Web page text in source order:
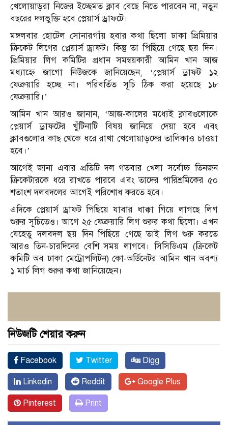
খেলোয়াড়রা নিজের ইচ্ছেমত ক্লাব বেছে নিতে পারবেন না, নতুন
বছরের দলভুক্তি হবে প্লেয়ার্স ড্রাফটে।
মঙ্গলবার হোটেল সোনারগাঁয় হবার কথা ছিলো ঢাকা প্রিমিয়ার
ক্রিকেট লিগের প্লেয়ার্স ড্রাফট। কিন্তু তা পিছিয়ে গেছে ছয় দিন।
প্রিমিয়ার লিগ কমিটির প্রধান সমন্বয়কারী আমিন খান আজ
মধ্যাহ্নে জাগো নিউজকে জানিয়েছেন, ‘প্লেয়ার্স ড্রাফট ১২
ফেব্রুয়ারি হচ্ছে না। পরিবর্তিত সূচি ঠিক করা হয়েছে ১৮
ফেব্রুয়ারি।’
আমিন খান আরও জানান, ‘আজ-কালের মধ্যেই ক্লাবগুলোকে
প্লেয়ার্স ড্রাফটের খুঁটিনাটি বিষয় জানিয়ে দেয়া হবে এবং
ক্লাবগুলোর কাছ থেকে ধরে রাখা খেলোয়াড়দের তালিকাও চাওয়া
হবে।’
আগেই জানা এবার প্রতিটি দল গতবার খেলা সর্বোচ্চ তিনজন
ক্রিকেটারকে ধরে রাখতে পারবে এবং তাদের পারিশ্রমিকের ৫০
শতাংশ দলবদলের আগেই পরিশোধ করতে হবে।
এদিকে প্লেয়ার্স ড্রাফট পিছিয়ে যাবার ধাক্কা গিয়ে লাগছে লিগ
শুরুর সূচিতেও। আগে ২৫ ফেব্রুয়ারি লিগ শুরুর কথা ছিলো। এখন
যেহেতু দলবদল ছয় দিন পিছিয়ে গেছে তাই লিগ শুরু করতে
আরও তিন-চারদিনের বেশি সময় লাগবে। সিসিডিএম (ক্রিকেট
কমিটি অব ঢাকা মেট্রোপলিটন) কো-অর্ডিনেটর আমিন খান অবশ্য
১ মার্চ লিগ শুরুর কথা জানিয়েছেন।
নিউজটি শেয়ার করুন
Facebook Twitter Digg
Linkedin Reddit Google Plus
Pinterest Print